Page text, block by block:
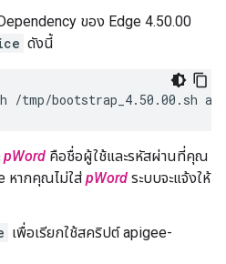
ของ Edge 4.50.00
ดังนี้
/tmp/bootstrap_4.50.00.sh
pWord คือชื่อผู้ใช้และรหัสผ่านที่คุณ
หากคุณไม่ใส่ pWord ระบบจะแจ้งให้
เพื่อเรียกใช้สคริปต์ apigee-